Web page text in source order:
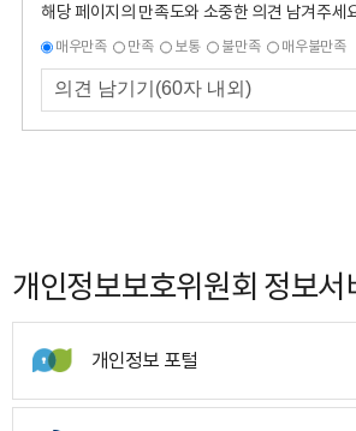
해당 페이지의 만족도와 소중한 의견 남겨주세
매우만족 만족 보통 불만족 매우불만족
개인정보보호위원회 정보서
개인정보 포털